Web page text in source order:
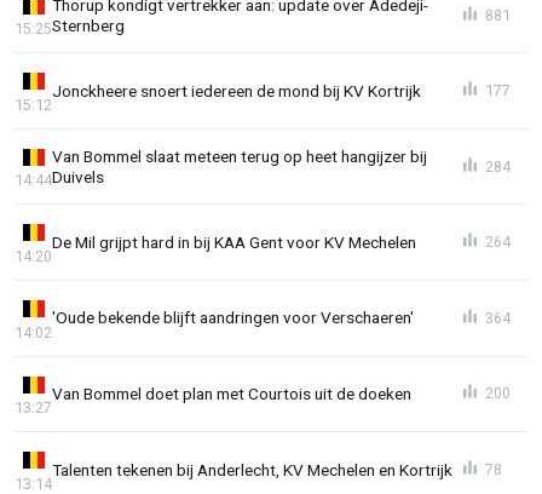
Thorup kondigt vertrekker aan: update over Adedeji-
Sternberg
15:25
881
Jonckheere snoert iedereen de mond bij KV Kortrijk
15:12
177
Van Bommel slaat meteen terug op heet hangijzer bij
Duivels
14:44
284
De Mil grijpt hard in bij KAA Gent voor KV Mechelen
14:20
264
'Oude bekende blijft aandringen voor Verschaeren'
14:02
364
Van Bommel doet plan met Courtois uit de doeken
13:27
200
Talenten tekenen bij Anderlecht, KV Mechelen en Kortrijk
13:14
78